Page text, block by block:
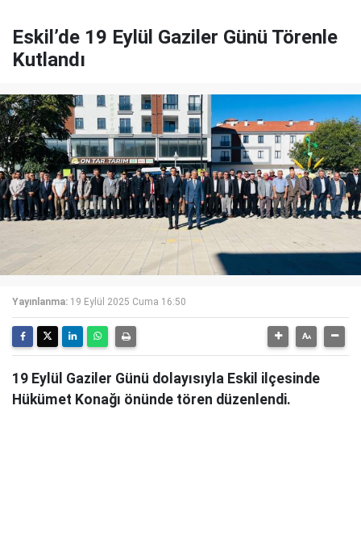
Eskil’de 19 Eylül Gaziler Günü Törenle
Kutlandı
Yayınlanma: 19 Eylül 2025 Cuma 16:50
19 Eylül Gaziler Günü dolayısıyla Eskil ilçesinde
Hükümet Konağı önünde tören düzenlendi.